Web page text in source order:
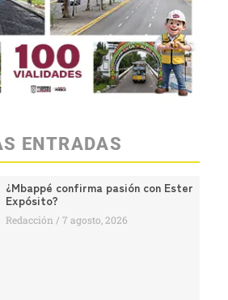
ENTRADAS
¿Mbappé confirma pasión con Ester
Expósito?
Redacción 7 agosto, 2026